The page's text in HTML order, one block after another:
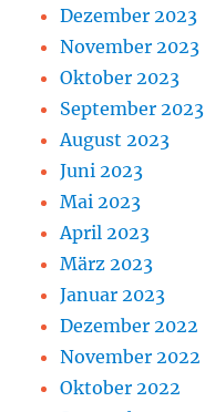
Dezember 2023
November 2023
Oktober 2023
September 2023
August 2023
Juni 2023
Mai 2023
April 2023
März 2023
Januar 2023
Dezember 2022
November 2022
Oktober 2022